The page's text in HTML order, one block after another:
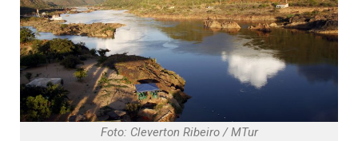
Foto: Cleverton Ribeiro / MTur